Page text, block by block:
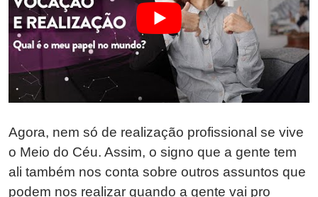
Agora, nem só de realização profissional se vive
o Meio do Céu. Assim, o signo que a gente tem
ali também nos conta sobre outros assuntos que
podem nos realizar quando a gente vai pro